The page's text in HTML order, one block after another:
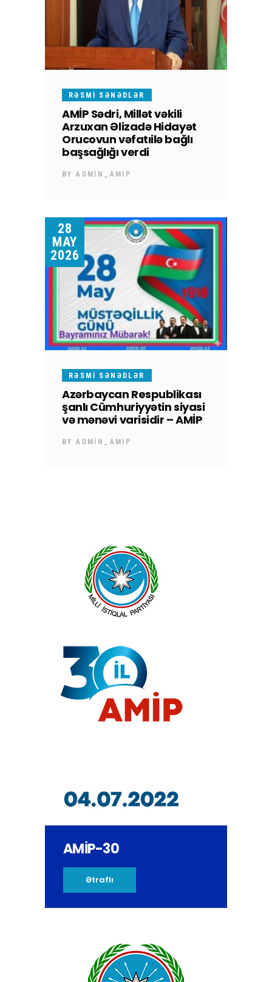
RƏSMI SƏNƏDLƏR
AMİP Sədri, Millət vəkili
Arzuxan Əlizadə Hidayət
Orucovun vəfatıilə bağlı
başsağlığı verdi
BYADMIN_AMIP
28
MAY
2026
RƏSMI SƏNƏDLƏR
Azərbaycan Respublikası
şanlı Cümhuriyyətin siyasi
və mənəvi varisidir – AMİP
BYADMIN_AMIP
AMİP-30
Ətraflı